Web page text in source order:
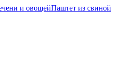
Паштет из свиной